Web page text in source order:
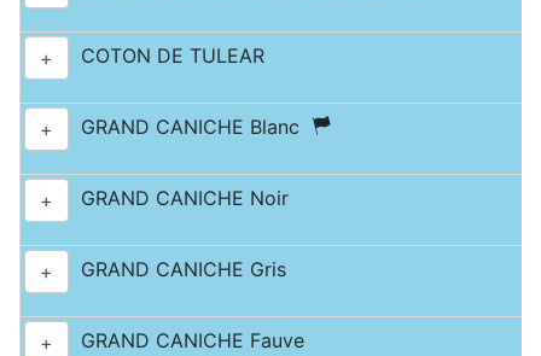
+ COTON DE TULEAR
+ GRAND CANICHE Blanc
+ GRAND CANICHE Noir
+ GRAND CANICHE Gris
+ GRAND CANICHE Fauve